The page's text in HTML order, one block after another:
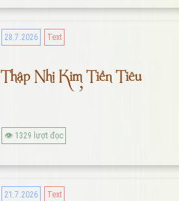
28.7.2026 Text
Thập Nhị Kim Tiền Tiêu
👁 1329 lượt đọc
21.7.2026 Text